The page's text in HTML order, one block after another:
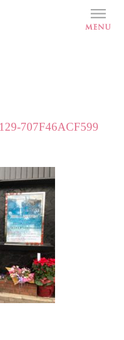
707F46ACF599